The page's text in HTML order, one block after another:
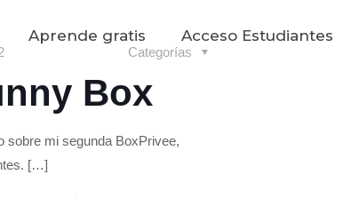
Aprende gratis Acceso Estudiantes
Categorías
Box
mi segunda BoxPrivee,
[…]